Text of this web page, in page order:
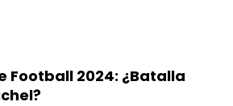
Football 2024: ¿Batalla